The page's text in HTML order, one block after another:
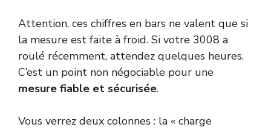
Attention, ces chiffres en bars ne valent que si
la mesure est faite à froid. Si votre 3008 a
roulé récemment, attendez quelques heures.
C’est un point non négociable pour une
mesure fiable et sécurisée.
Vous verrez deux colonnes : la « charge